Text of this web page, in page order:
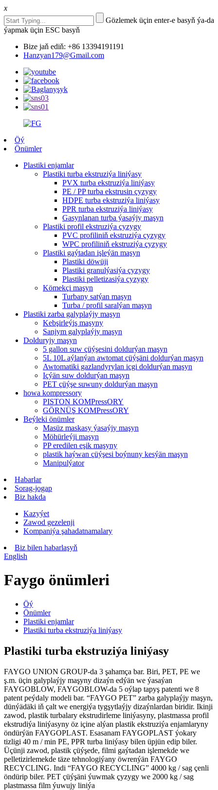
x
Gözlemek üçin enter-e basyň ýa-da
ýapmak üçin ESC basyň
Bize jaň ediň: +86 13394191191
Hanzyan179@Gmail.com
Öý
Önümler
Plastiki enjamlar
Plastiki turba ekstruziýa liniýasy
PVX turba ekstruziýa liniýasy
PE / PP turba ekstrusin çyzygy
HDPE turba ekstruziýa liniýasy
PPR turba ekstruziýa liniýasy
Gasynlanan turba ýasaýjy maşyn
Plastiki profil ekstruziýa çyzygy
PVC profiliniň ekstruziýa çyzygy
WPC profiliniň ekstruziýa çyzygy
Plastiki gaýtadan işleýän maşyn
Plastiki döwüji
Plastiki granulýasiýa çyzygy
Plastiki pelletizasiýa çyzygy
Kömekçi maşyn
Turbany satýan maşyn
Turba / profil saralýan maşyn
Plastiki zarba galyplaýjy maşyn
Kebşirleýiş maşyny
Sanjym galyplaýjy maşyn
Dolduryjy maşyn
5 gallon suw çüýşesini doldurýan maşyn
5L 10L aýlanýan awtomat çüýşäni doldurýan maşyn
Awtomatiki gazlandyrylan içgi doldurýan maşyn
Içýän suw doldurýan maşyn
PET çüýşe suwuny doldurýan maşyn
howa kompressory
PISTON KOMPressORY
GÖRNÜŞ KOMPressORY
Beýleki önümler
Masüz maskasy ýasaýjy maşyn
Möhürleýji maşyn
PP eredilen eşik maşyny
plastik haýwan çüýşesi boýnuny kesýän maşyn
Manipulýator
Habarlar
Sorag-jogap
Biz hakda
Kazyýet
Zawod gezelenji
Kompaniýa şahadatnamalary
Biz bilen habarlaşyň
English
Faygo önümleri
Öý
Önümler
Plastiki enjamlar
Plastiki turba ekstruziýa liniýasy
Plastiki turba ekstruziýa liniýasy
FAYGO UNION GROUP-da 3 şahamça bar. Biri, PET, PE we
ş.m. üçin galyplaýjy maşyny dizaýn edýän we ýasaýan
FAYGOBLOW, FAYGOBLOW-da 5 oýlap tapyş patenti we 8
patent peýdaly modeli bar. “FAYGO PET” zarba galyplaýjy maşyn,
dünýädäki iň çalt we energiýa tygşytlaýjy dizaýnlardan biridir. Ikinji
zawod, plastik turbalary ekstrudirleme liniýasyny, plastmassa profil
ekstrudiýa liniýasyny öz içine alýan plastik ekstruziýa enjamlaryny
öndürýän FAYGOPLAST. Esasanam FAYGOPLAST ýokary
tizligi 40 m / min PE, PPR turba liniýasy bilen üpjün edip biler.
Üçünji zawod, plastik çüýşede, filmi gaýtadan işlemekde we
pelletizirlemekde täze tehnologiýany öwrenýän FAYGO
RECYCLING. Indi “FAYGO RECYCLING” 4000 kg / sag çenli
öndürip biler. PET çüýşäni ýuwmak çyzygy we 2000 kg / sag
plastmassa film ýuwujy liniýa